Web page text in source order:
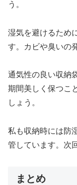
う。
湿気を避けるため
す。カビや臭いの
通気性の良い収納
期間美しく保つこ
しょう。
私も収納時には防
管しています。次
まとめ